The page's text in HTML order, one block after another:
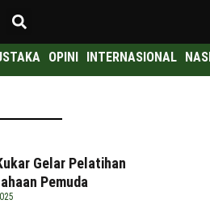
OPINI INTERNASIONAL
Gelar Pelatihan
Pemuda